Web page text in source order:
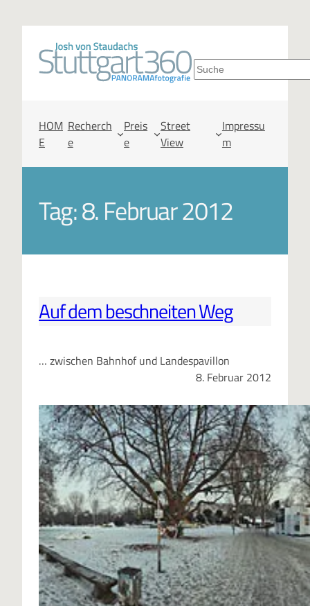
S
h
n
HOM
E
Recherch
e
Preis
e
Street
View
Impressu
m
Tag:8. Februar 2012
Auf dem beschneiten Weg
… zwischen Bahnhof und Landespavillon
8. Februar 2012